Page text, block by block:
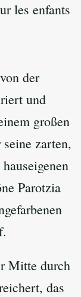
les enfants
der
und
großen
zarten,
Parotzia
Mitte durch
das